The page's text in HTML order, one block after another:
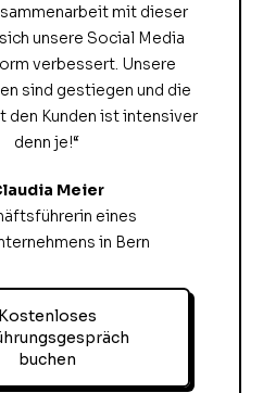
mit dieser
unsere Social Media
verbessert. Unsere
sind gestiegen und die
den Kunden ist intensiver
denn je!“
Meier
eines
in Bern
Kostenloses
buchen